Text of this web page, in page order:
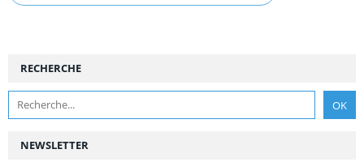
NEWSLETTER
RECHERCHE